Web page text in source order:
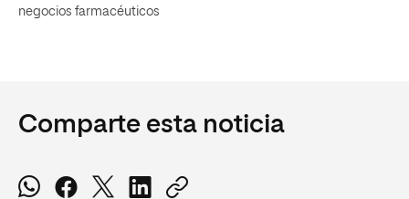
negocios farmacéuticos
Comparte esta noticia